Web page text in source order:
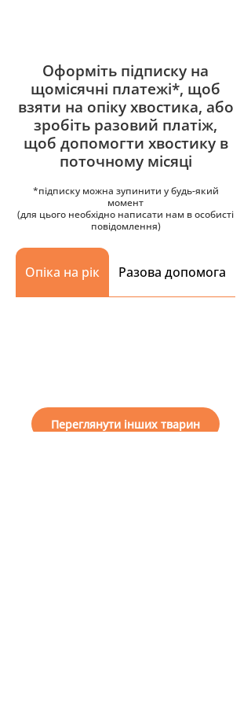
Оформіть підписку на
щомісячні платежі*, щоб
взяти на опіку хвостика, або
зробіть разовий платіж,
щоб допомогти хвостику в
поточному місяці
*підписку можна зупинити у будь-який
момент
(для цього необхідно написати нам в особисті
повідомлення)
Опіка на рік Разова допомога
Переглянути інших тварин